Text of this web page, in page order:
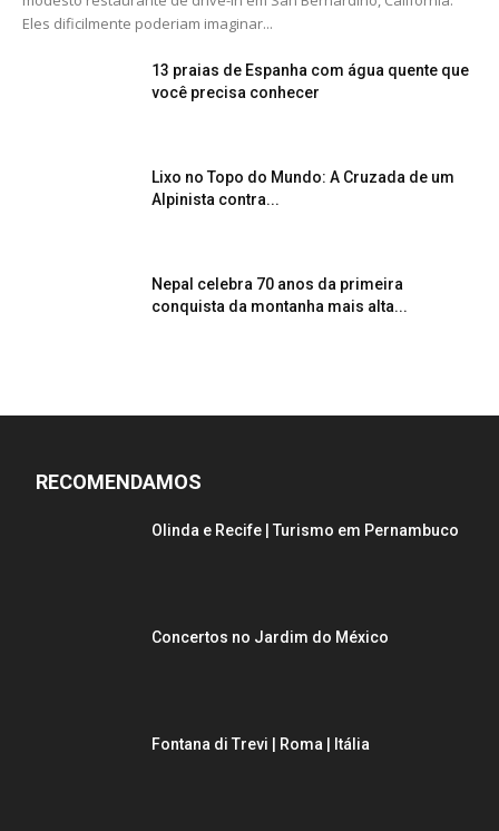
Eles dificilmente poderiam imaginar...
13 praias de Espanha com água quente que
você precisa conhecer
Lixo no Topo do Mundo: A Cruzada de um
Alpinista contra...
Nepal celebra 70 anos da primeira
conquista da montanha mais alta...
RECOMENDAMOS
Olinda e Recife | Turismo em Pernambuco
Concertos no Jardim do México
Fontana di Trevi | Roma | Itália